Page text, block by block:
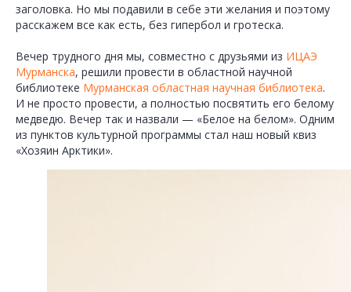
заголовка. Но мы подавили в себе эти желания и поэтому
расскажем все как есть, без гипербол и гротеска.
Вечер трудного дня мы, совместно с друзьями из ИЦАЭ
Мурманска, решили провести в областной научной
библиотеке Мурманская областная научная библиотека.
И не просто провести, а полностью посвятить его белому
медведю. Вечер так и назвали — «Белое на белом». Одним
из пунктов культурной программы стал наш новый квиз
«Хозяин Арктики».